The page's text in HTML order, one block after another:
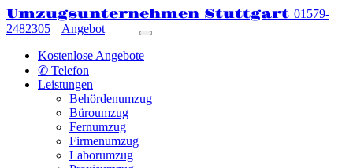
Umzugsunternehmen Stuttgart 01579-
2482305
Angebot
Kostenlose Angebote
✆ Telefon
Leistungen
Behördenumzug
Büroumzug
Fernumzug
Firmenumzug
Laborumzug